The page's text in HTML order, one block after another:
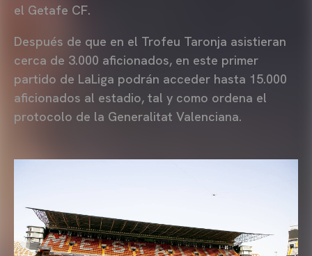
el Getafe CF.
Después de que en el Trofeu Taronja asistieran
cerca de 3.000 aficionados, en este primer
partido de LaLiga podrán acceder hasta 15.000
aficionados al estadio, tal y como ordena el
protocolo de la Generalitat Valenciana.